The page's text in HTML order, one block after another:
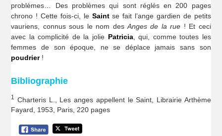
problèmes… Des problèmes qui sont réglés en 200 pages
chrono ! Cette fois-ci, le Saintse fait l’ange gardien de petits
vauriens, connus sous le nom desAnges de la rue ! Et ceci
avec la complicité de la jolie Patricia, qui, comme toutes les
femmes de son époque, ne se déplace jamais sans son
poudrier!
Bibliographie
1
Charteris L., Les anges appellent le Saint, Librairie Arthème
Fayard, 1953, Paris, 220 pages